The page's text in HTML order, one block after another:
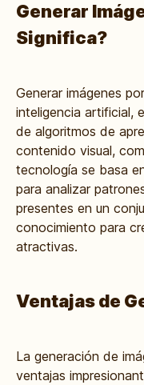
Generar
Significa?
Generar imágenes
inteligencia artificial,
de algoritmos de
contenido visual,
tecnología se basa
para analizar
presentes en un
conocimiento para
atractivas.
Ventajas de
La generación de
ventajas